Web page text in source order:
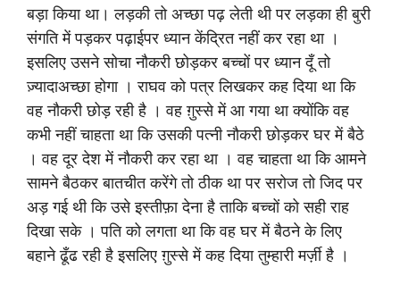
बड़ा किया था। लड़की तो अच्छा पढ़ लेती थी पर लड़का ही बुरी
संगति में पड़कर पढ़ाईपर ध्यान केंद्रित नहीं कर रहा था ।
इसलिए उसने सोचा नौकरी छोड़कर बच्चों पर ध्यान दूँ तो
ज़्यादाअच्छा होगा । राघव को पत्र लिखकर कह दिया था कि
वह नौकरी छोड़ रही है । वह ग़ुस्से में आ गया था क्योंकि वह
कभी नहीं चाहता था कि उसकी पत्नी नौकरी छोड़कर घर में बैठे
। वह दूर देश में नौकरी कर रहा था । वह चाहता था कि आमने
सामने बैठकर बातचीत करेंगे तो ठीक था पर सरोज तो जिद पर
अड़ गई थी कि उसे इस्तीफ़ा देना है ताकि बच्चों को सही राह
दिखा सके । पति को लगता था कि वह घर में बैठने के लिए
बहाने ढूँढ रही है इसलिए ग़ुस्से में कह दिया तुम्हारी मर्ज़ी है ।